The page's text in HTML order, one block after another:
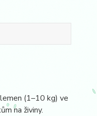
(1–10 kg) ve
na živiny.